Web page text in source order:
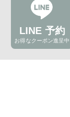
LINE 予約
お得なクーポン進呈中